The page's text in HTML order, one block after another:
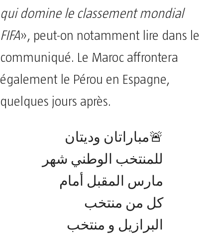
qui domine le classement mondial
FIFA», peut-on notamment lire dans le
communiqué. Le Maroc affrontera
également le Pérou en Espagne,
quelques jours après.
🚨مباراتان وديتان
للمنتخب الوطني شهر
مارس المقبل أمام
كل من منتخب
البرازيل و منتخب